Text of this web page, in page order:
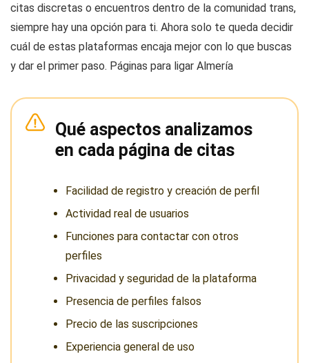
citas discretas o encuentros dentro de la comunidad trans,
siempre hay una opción para ti. Ahora solo te queda decidir
cuál de estas plataformas encaja mejor con lo que buscas
y dar el primer paso. Páginas para ligar Almería
Qué aspectos analizamos
en cada página de citas
Facilidad de registro y creación de perfil
Actividad real de usuarios
Funciones para contactar con otros
perfiles
Privacidad y seguridad de la plataforma
Presencia de perfiles falsos
Precio de las suscripciones
Experiencia general de uso